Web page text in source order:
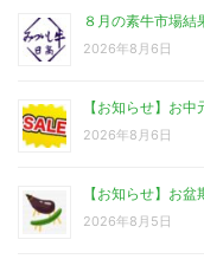
８月の素牛市場結
2026年8月6日
【お知らせ】お
2026年8月6日
【お知らせ】お
2026年8月5日